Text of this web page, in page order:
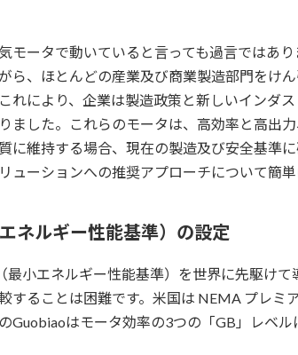
モータで動いていると言っても過言ではあ
ら、ほとんどの産業及び商業製造部門をけ
れにより、企業は製造政策と新しいインダ
ました。これらのモータは、高効率と高出
に維持する場合、現在の製造及び安全基準
ューションへの推奨アプローチについて簡単
ネルギー性能基準）の設定
最小エネルギー性能基準）を世界に先駆け
することは困難です。米国は NEMA プレ
Guobiaoはモータ効率の3つの「GB」レベル